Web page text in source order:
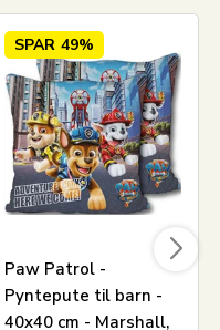
av laken
dyner 140x200
produktet?
SPAR 49%
Paw Patrol -
Pyntepute til barn -
40x40 cm - Marshall,